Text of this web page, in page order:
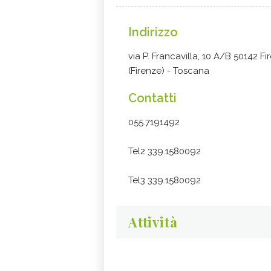
Indirizzo
via P. Francavilla, 10 A/B 50142
(Firenze) - Toscana
Contatti
055.7191492
Tel2 339.1580092
Tel3 339.1580092
Attività